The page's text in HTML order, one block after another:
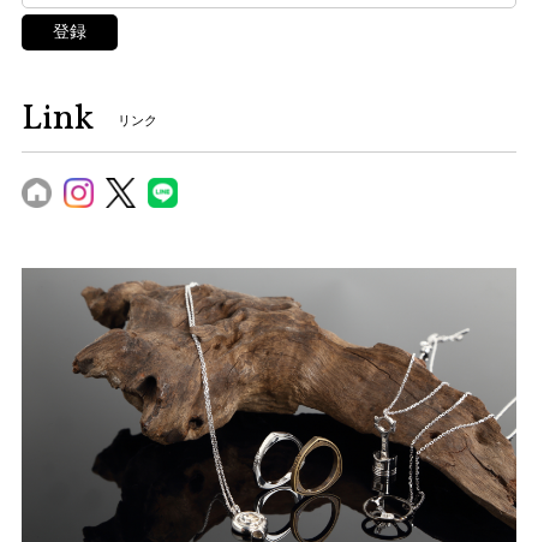
登録
Link リンク